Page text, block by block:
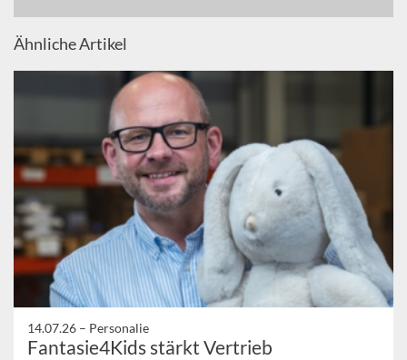
Ähnliche Artikel
14.07.26 – Personalie
Fantasie4Kids stärkt Vertrieb